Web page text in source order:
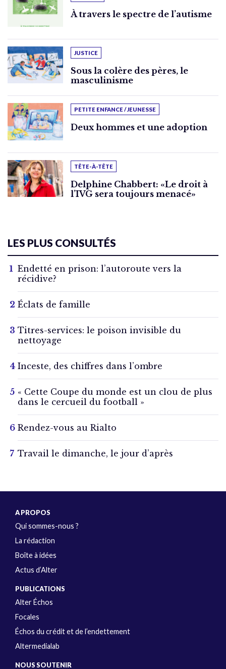
À travers le spectre de l’autisme
JUSTICE
Sous la colère des pères, le
masculinisme
PETITE ENFANCE / JEUNESSE
Deux hommes et une adoption
TÊTE-À-TÊTE
Delphine Chabbert: «Le droit à
l’IVG sera toujours menacé»
LES PLUS CONSULTÉS
Endetté en prison: l’autoroute vers la
récidive?
Éclats de famille
Titres-services: le poison invisible du
nettoyage
Inceste, des chiffres dans l’ombre
« Cette Coupe du monde est un clou de plus
dans le cercueil du football »
Rendez-vous au Rialto
Travail le dimanche, le jour d’après
A PROPOS
Qui sommes-nous ?
La rédaction
Boîte à idées
Actus d’Alter
PUBLICATIONS
Alter Échos
Focales
Échos du crédit et de l’endettement
Altermedialab
NOUS SOUTENIR